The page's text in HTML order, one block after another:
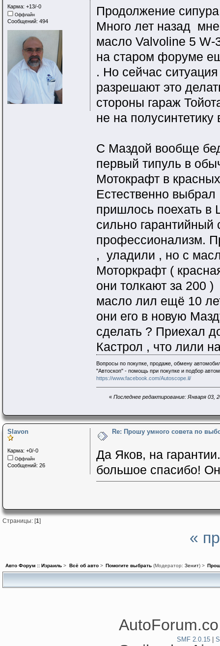
Карма: +13/-0
Оффлайн
Сообщений: 494
Продолжение
Много лет назад
масло Valvoline 5
на старом форуме
. Но сейчас
разрешают это
стороны гараж
не на
С Маздой вообще
первый типуль в
Мотокрафт в
Естественно
пришлось поехать в
сильно гарантийный
профессионализм.
, уладили , но с
Моторкрафт (
они толкают за 200
масло лил ещё 10
они его в новую
сделать ? Приехал
Кастрол , что лили
Вопросы по покупке, продаже, обмену
"Автоскоп" - помощь при покупке и подбор
https://www.facebook.com/Autoscope.il/
« Последнее редактирование: Января 03,
Slavon
Карма: +0/-0
Оффлайн
Сообщений: 26
Re: Прошу умного совета по
Да Яков, на гарантии.
большое спасибо!
Страницы: [1]
«
Авто Форум :: Израиль > Всё об авто> Помогите выбрать(Модератор: Зенит) >
SMF 2.0.15